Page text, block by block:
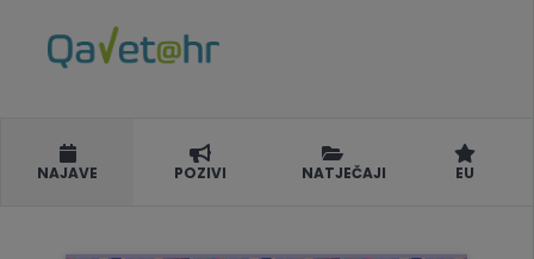
NAJAVE POZIVI NATJEČAJI EU